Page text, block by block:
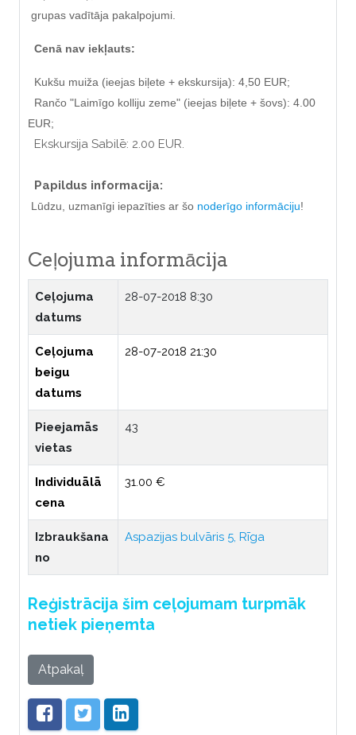
grupas vadītāja pakalpojumi.
Cenā nav iekļauts:
Kukšu muiža (ieejas biļete + ekskursija): 4,50 EUR;
Rančo "Laimīgo kolliju zeme" (ieejas biļete + šovs): 4.00
EUR;
Ekskursija Sabilē: 2.00 EUR.
Papildus informacija:
Lūdzu, uzmanīgi iepazīties ar šo noderīgo informāciju!
Ceļojuma informācija
Ceļojuma
datums
28-07-2018 8:30
Ceļojuma
beigu
datums
28-07-2018 21:30
Pieejamās
vietas
43
Individuālā
cena
31.00 €
Izbraukšana
no
Aspazijas bulvāris 5, Rīga
Reģistrācija šim ceļojumam turpmāk
netiek pieņemta
Atpakaļ